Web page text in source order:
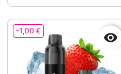
-1,00 € 